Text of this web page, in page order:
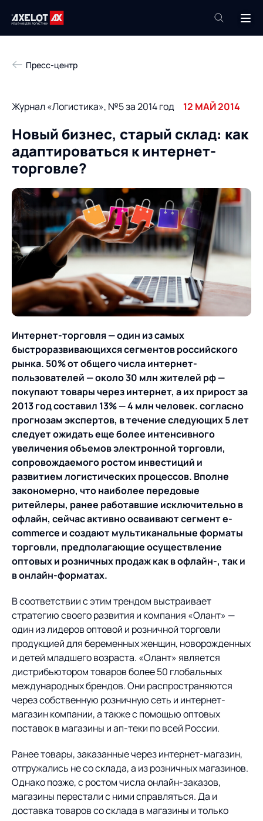
Техподдержка
Компания
Продукты
Роботизация
Академия
База знаний
Услуги
Пресс-центр
Проекты
Контакты
О компании
О компании
ИТ-аккредитация
Карьера
Партнеры
Импортозамещение
Продукты
поставок
Управление складами
Управление перевозками
и транспортным парком
Интегрированное
планирование
Управление
контейнерным
терминалом
поставок
Управление двором
Логистический
консалтинг
Роботизация
Оборудование для склада
AXELOT AI
Логистический
консалтинг
Автоматизация
процессов
Техническое оснащение
Постпроектное
сопровождение
Нетворкинг и обмен
опытом вместе с AXELOT
Облачные сервисы
Формирование центров
компетенций
Пресс-центр
Новости
Мероприятия
СМИ о нас
Архив мероприятий
Проекты
Проекты
Контакты
Контакты
Академия
Предложение для
учебных заведений
База знаний
База знаний
Пресс-центр
Журнал «Логистика», №5 за 2014 год 12 МАЙ 2014
Новый бизнес, старый склад: как
адаптироваться к интернет-
торговле?
Интернет-торговля — один из самых
быстроразвивающихся сегментов российского
рынка. 50% от общего числа интернет-
пользователей — около 30 млн жителей рф —
покупают товары через интернет, а их прирост за
2013 год составил 13% — 4 млн человек. согласно
прогнозам экспертов, в течение следующих 5 лет
следует ожидать еще более интенсивного
увеличения объемов электронной торговли,
сопровождаемого ростом инвестиций и
развитием логистических процессов. Вполне
закономерно, что наиболее передовые
ритейлеры, ранее работавшие исключительно в
офлайн, сейчас активно осваивают сегмент e-
commerce и создают мультиканальные форматы
торговли, предполагающие осуществление
оптовых и розничных продаж как в офлайн-, так и
в онлайн-форматах.
В соответствии с этим трендом выстраивает
стратегию своего развития и компания «Олант» —
один из лидеров оптовой и розничной торговли
продукцией для беременных женщин, новорожденных
и детей младшего возраста. «Олант» является
дистрибьютором товаров более 50 глобальных
международных брендов. Они распространяются
через собственную розничную сеть и интернет-
магазин компании, а также с помощью оптовых
поставок в магазины и ап-теки по всей России.
Ранее товары, заказанные через интернет-магазин,
отгружались не со склада, а из розничных магазинов.
Однако позже, с ростом числа онлайн-заказов,
магазины перестали с ними справляться. Да и
доставка товаров со склада в магазины и только